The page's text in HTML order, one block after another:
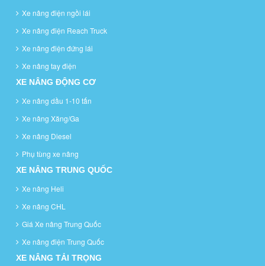
Xe nâng điện ngồi lái
Xe nâng điện Reach Truck
Xe nâng điện đứng lái
Xe nâng tay điện
XE NÂNG ĐỘNG CƠ
Xe nâng dầu 1-10 tấn
Xe nâng Xăng/Ga
Xe nâng Diesel
Phụ tùng xe nâng
XE NÂNG TRUNG QUỐC
Xe nâng Heli
Xe nâng CHL
Giá Xe nâng Trung Quốc
Xe nâng điện Trung Quốc
XE NÂNG TẢI TRỌNG